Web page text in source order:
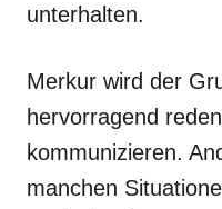
unterhalten.
Merkur wird der
hervorragend
kommunizieren.
manchen